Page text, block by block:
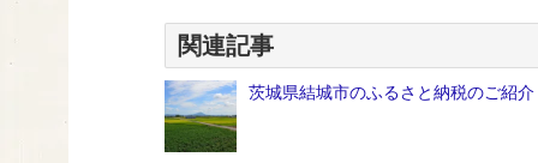
関連記事
茨城県結城市のふるさと納税のご紹介